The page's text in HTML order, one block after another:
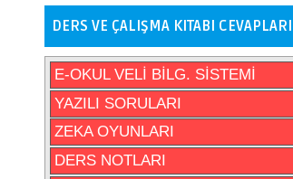
DERS VE ÇALIŞMA KITABI CEVAPLARI
E-OKUL VELİ BİLG. SİSTEMİ
YAZILI SORULARI
ZEKA OYUNLARI
DERS NOTLARI